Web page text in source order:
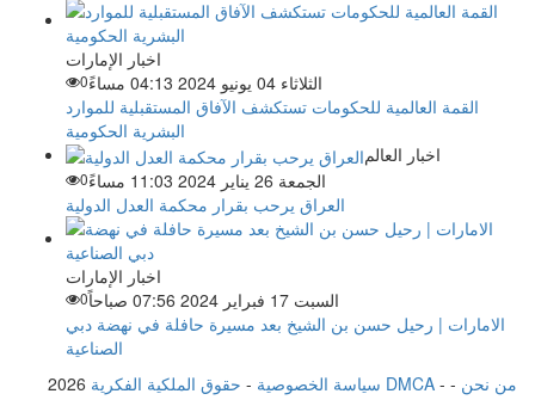
اخبار الإمارات
الثلاثاء 04 يونيو 2024 04:13 مساءً
0
القمة العالمية للحكومات تستكشف الآفاق المستقبلية للموارد
البشرية الحكومية
اخبار العالم
الجمعة 26 يناير 2024 11:03 مساءً
0
العراق يرحب بقرار محكمة العدل الدولية
اخبار الإمارات
السبت 17 فبراير 2024 07:56 صباحاً
0
الامارات | رحيل حسن بن الشيخ بعد مسيرة حافلة في نهضة دبي
الصناعية
2026
سياسة الخصوصية - حقوق الملكية الفكرية DMCA - من نحن -